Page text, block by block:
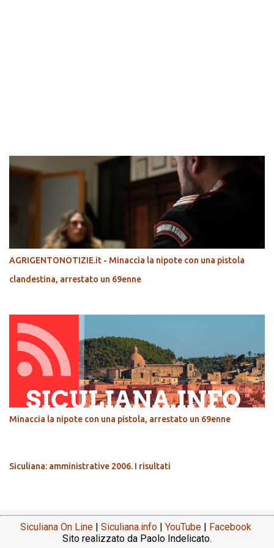
AGRIGENTONOTIZIE.it - Minaccia la nipote con una pistola
clandestina, arrestato un 69enne
Minaccia la nipote con una pistola, arrestato un 69enne
Siculiana: amministrative 2006. I risultati
Siculiana On Line | Siculiana.info | YouTube | Facebook
Sito realizzato da Paolo Indelicato.